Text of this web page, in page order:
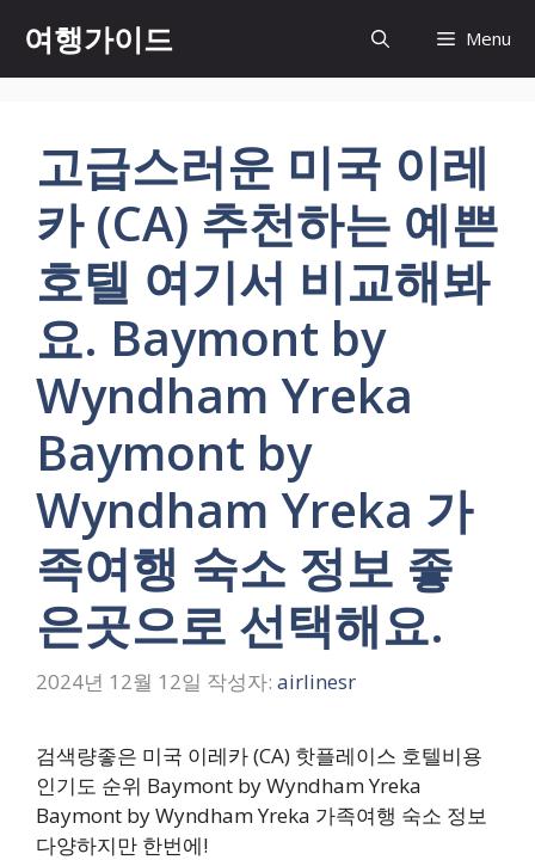
츠
여행가이드 Menu
고급스러운 미국 이레
카 (CA) 추천하는 예쁜
호텔 여기서 비교해봐
요. Baymont by
Wyndham Yreka
Baymont by
Wyndham Yreka 가
족여행 숙소 정보 좋
은곳으로 선택해요.
2024년 12월 12일 작성자: airlinesr
검색량좋은 미국 이레카 (CA) 핫플레이스 호텔비용
인기도 순위 Baymont by Wyndham Yreka
Baymont by Wyndham Yreka 가족여행 숙소 정보
다양하지만 한번에!